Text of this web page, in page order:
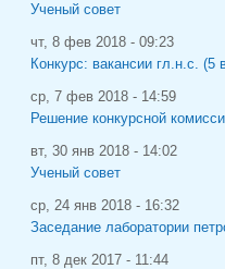
Ученый совет
чт, 8 фев 2018 - 09:23
Конкурс: вакансии гл.н.с. (5
ср, 7 фев 2018 - 14:59
Решение конкурсной
вт, 30 янв 2018 - 14:02
Ученый совет
ср, 24 янв 2018 - 16:32
Заседание лаборатории
пт, 8 дек 2017 - 11:44